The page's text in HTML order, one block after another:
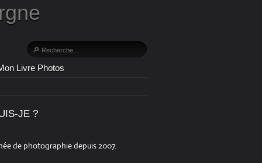
Livre Photos
JE ?
de photographie depuis 2007.